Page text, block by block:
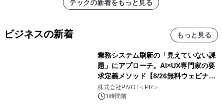
テックの新着をもっと見る
ビジネスの新着 もっと見る
業務システム刷新の「見えていない課
題」にアプローチ。AI×UX専門家の要
求定義メソッド【8/26無料ウェビナ
ー】株式会社PIVOT
株式会社PIVOT＜PR＞
1時間前